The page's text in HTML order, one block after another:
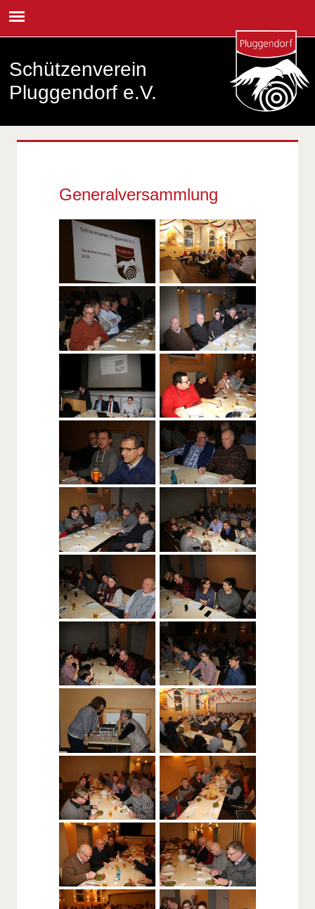
Schützenverein
Pluggendorf e.V.
Generalversammlung